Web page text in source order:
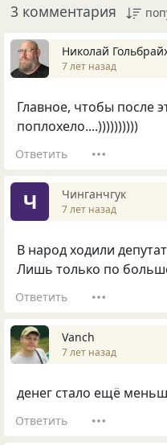
3 комментария
Николай
7 лет назад
Главное, чтобы после
поплохело....))))))))))
Ответить
Ч Чинганчгук
7 лет назад
В народ ходили
Лишь только по
Ответить
Vanch
7 лет назад
денег стало ещё
Ответить